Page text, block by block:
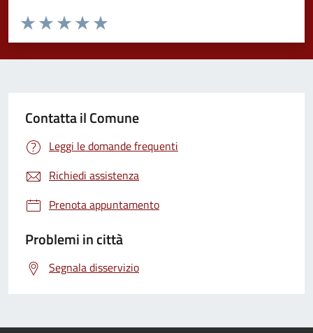
Valuta da 1 a 5 stelle la pagina
Valuta 5 stelle su 5
Valuta 4 stelle su 5
Valuta 3 stelle su 5
Valuta 2 stelle su 5
Valuta 1 stelle su 5
Contatta il Comune
Leggi le domande frequenti
Richiedi assistenza
Prenota appuntamento
Problemi in città
Segnala disservizio